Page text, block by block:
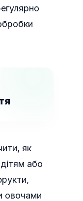
як
або
овочами